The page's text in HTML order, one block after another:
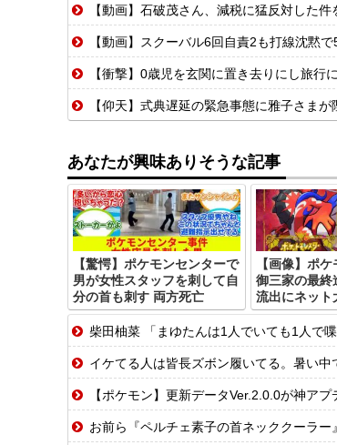
【動画】石破茂さん、減税に猛反対した
【動画】スクーバル6回自責2も打線沈黙
【衝撃】0歳児を玄関に置き去りにし旅行に行く
【仰天】式典遅延の緊急事態に雅子さま
あなたが興味ありそうな記事
【驚愕】ポケモンセンターで
男が女性スタッフを刺して自
分の首も刺す 両方死亡
【画像】ポケ
御三家の最終
流出にネット
柴田柚菜 「まゆたんは1人でいても1人で
イケてる人は皆長ズボン履いてる。暑い
【ポケモン】更新データVer.2.0.0が神ア
お前ら『ペルチェ素子の首ネッククーラー